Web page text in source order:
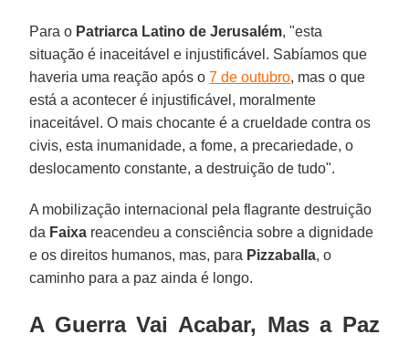
Para o Patriarca Latino de Jerusalém, "esta
situação é inaceitável e injustificável. Sabíamos que
haveria uma reação após o7 de outubro, mas o que
está a acontecer é injustificável, moralmente
inaceitável. O mais chocante é a crueldade contra os
civis, esta inumanidade, a fome, a precariedade, o
deslocamento constante, a destruição de tudo".
A mobilização internacional pela flagrante destruição
da Faixa reacendeu a consciência sobre a dignidade
e os direitos humanos, mas, para Pizzaballa, o
caminho para a paz ainda é longo.
A Guerra Vai Acabar, Mas a Paz